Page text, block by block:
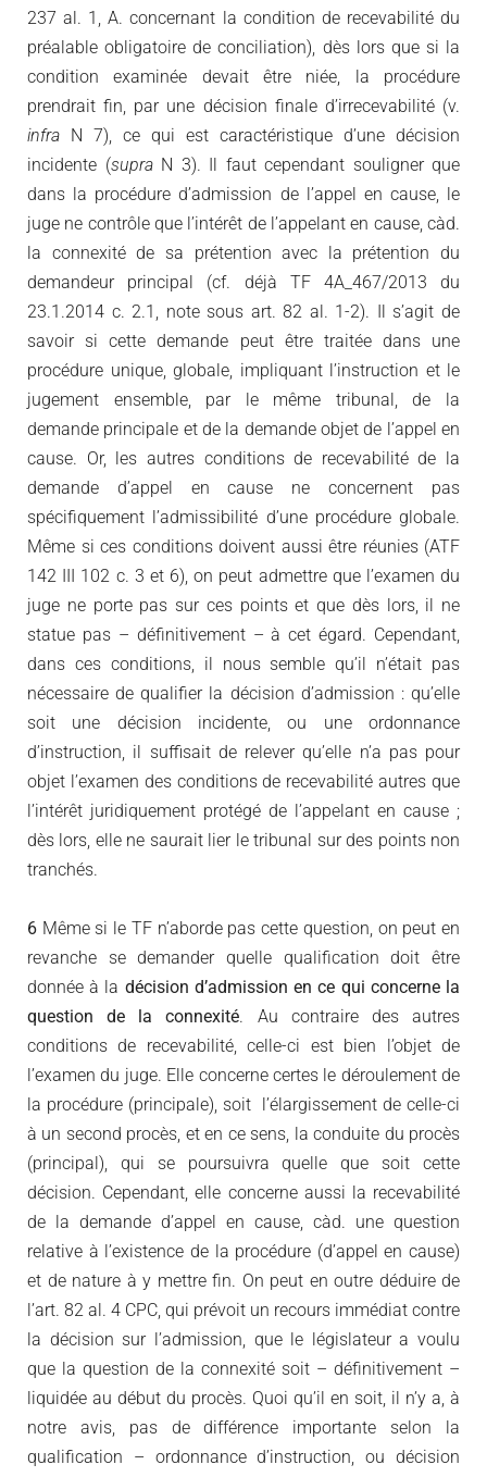
237 al. 1, A. concernant la condition de recevabilité du
préalable obligatoire de conciliation), dès lors que si la
condition examinée devait être niée, la procédure
prendrait fin, par une décision finale d’irrecevabilité (v.
infra N 7), ce qui est caractéristique d’une décision
incidente (supra N 3). Il faut cependant souligner que
dans la procédure d’admission de l’appel en cause, le
juge ne contrôle que l’intérêt de l’appelant en cause, càd.
la connexité de sa prétention avec la prétention du
demandeur principal (cf. déjà TF 4A_467/2013 du
23.1.2014 c. 2.1, note sous art. 82 al. 1-2). Il s’agit de
savoir si cette demande peut être traitée dans une
procédure unique, globale, impliquant l’instruction et le
jugement ensemble, par le même tribunal, de la
demande principale et de la demande objet de l’appel en
cause. Or, les autres conditions de recevabilité de la
demande d’appel en cause ne concernent pas
spécifiquement l’admissibilité d’une procédure globale.
Même si ces conditions doivent aussi être réunies (ATF
142 III 102 c. 3 et 6), on peut admettre que l’examen du
juge ne porte pas sur ces points et que dès lors, il ne
statue pas – définitivement – à cet égard. Cependant,
dans ces conditions, il nous semble qu’il n’était pas
nécessaire de qualifier la décision d’admission : qu’elle
soit une décision incidente, ou une ordonnance
d’instruction, il suffisait de relever qu’elle n’a pas pour
objet l’examen des conditions de recevabilité autres que
l’intérêt juridiquement protégé de l’appelant en cause ;
dès lors, elle ne saurait lier le tribunal sur des points non
tranchés.
6 Même si le TF n’aborde pas cette question, on peut en
revanche se demander quelle qualification doit être
donnée à la décision d’admission en ce qui concerne la
question de la connexité. Au contraire des autres
conditions de recevabilité, celle-ci est bien l’objet de
l’examen du juge. Elle concerne certes le déroulement de
la procédure (principale), soit l’élargissement de celle-ci
à un second procès, et en ce sens, la conduite du procès
(principal), qui se poursuivra quelle que soit cette
décision. Cependant, elle concerne aussi la recevabilité
de la demande d’appel en cause, càd. une question
relative à l’existence de la procédure (d’appel en cause)
et de nature à y mettre fin. On peut en outre déduire de
l’art. 82 al. 4 CPC, qui prévoit un recours immédiat contre
la décision sur l’admission, que le législateur a voulu
que la question de la connexité soit – définitivement –
liquidée au début du procès. Quoi qu’il en soit, il n’y a, à
notre avis, pas de différence importante selon la
qualification – ordonnance d’instruction, ou décision